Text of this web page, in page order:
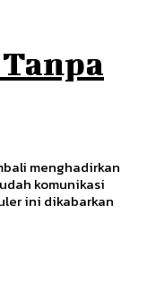
menghadirkan
komunikasi
ini dikabarkan